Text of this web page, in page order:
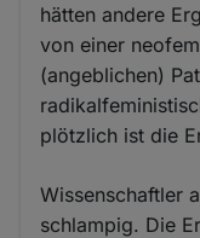
hätten andere
von einer
(angeblichen)
plötzlich ist die
Wissenschaftler
schlampig. Die